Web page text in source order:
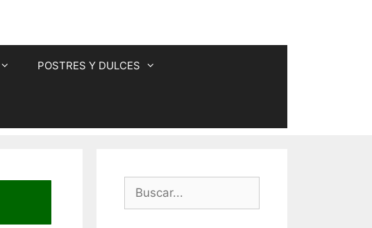
POSTRES Y DULCES
Buscar: